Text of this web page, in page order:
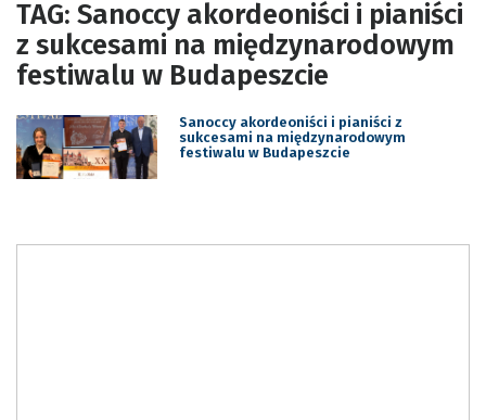
TAG: Sanoccy akordeoniści i pianiści
z sukcesami na międzynarodowym
festiwalu w Budapeszcie
Sanoccy akordeoniści i pianiści z
sukcesami na międzynarodowym
festiwalu w Budapeszcie